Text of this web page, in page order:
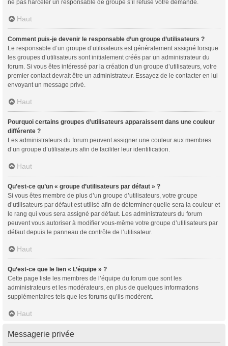
ne pas harceler un responsable de groupe s’il refuse votre demande.
Haut
Comment puis-je devenir le responsable d’un groupe d’utilisateurs ?
Le responsable d’un groupe d’utilisateurs est généralement assigné lorsque
les groupes d’utilisateurs sont initialement créés par un administrateur du
forum. Si vous êtes intéressé par la création d’un groupe d’utilisateurs, votre
premier contact devrait être un administrateur. Essayez de le contacter en lui
envoyant un message privé.
Haut
Pourquoi certains groupes d’utilisateurs apparaissent dans une couleur
différente ?
Les administrateurs du forum peuvent assigner une couleur aux membres
d’un groupe d’utilisateurs afin de faciliter leur identification.
Haut
Qu’est-ce qu’un « groupe d’utilisateurs par défaut » ?
Si vous êtes membre de plus d’un groupe d’utilisateurs, votre groupe
d’utilisateurs par défaut est utilisé afin de déterminer quelle sera la couleur et
le rang qui vous sera assigné par défaut. Les administrateurs du forum
peuvent vous autoriser à modifier vous-même votre groupe d’utilisateurs par
défaut depuis le panneau de contrôle de l’utilisateur.
Haut
Qu’est-ce que le lien « L’équipe » ?
Cette page liste les membres de l’équipe du forum que sont les
administrateurs et les modérateurs, en plus de quelques informations
supplémentaires tels que les forums qu’ils modèrent.
Haut
Messagerie privée